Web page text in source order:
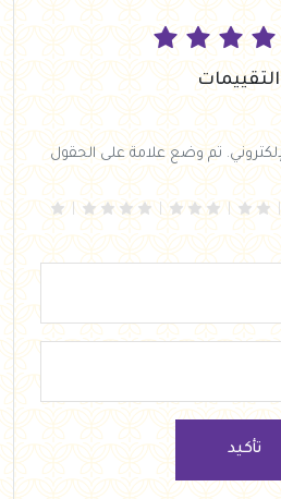
تم وضع علامة على الحقول
تأكيد